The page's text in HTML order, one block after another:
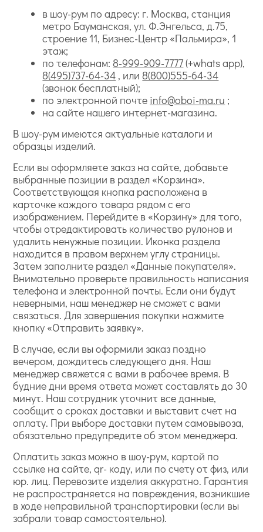
в шоу-рум по адресу: г. Москва, станция
метро Бауманская, ул. Ф.Энгельса, д.75,
строение 11, Бизнес-Центр «Пальмира», 1
этаж;
по телефонам: 8-999-909-7777(+whats app),
8(495)737-64-34 , или 8(800)555-64-34
(звонок бесплатный);
по электронной почте info@oboi-ma.ru ;
на сайте нашего интернет-магазина.
В шоу-рум имеются актуальные каталоги и
образцы изделий.
Если вы оформляете заказ на сайте, добавьте
выбранные позиции в раздел «Корзина».
Соответствующая кнопка расположена в
карточке каждого товара рядом с его
изображением. Перейдите в «Корзину» для того,
чтобы отредактировать количество рулонов и
удалить ненужные позиции. Иконка раздела
находится в правом верхнем углу страницы.
Затем заполните раздел «Данные покупателя».
Внимательно проверьте правильность написания
телефона и электронной почты. Если они будут
неверными, наш менеджер не сможет с вами
связаться. Для завершения покупки нажмите
кнопку «Отправить заявку».
В случае, если вы оформили заказ поздно
вечером, дождитесь следующего дня. Наш
менеджер свяжется с вами в рабочее время. В
будние дни время ответа может составлять до 30
минут. Наш сотрудник уточнит все данные,
сообщит о сроках доставки и выставит счет на
оплату. При выборе доставки путем самовывоза,
обязательно предупредите об этом менеджера.
Оплатить заказ можно в шоу-рум, картой по
ссылке на сайте, qr- коду, или по счету от физ, или
юр. лиц. Перевозите изделия аккуратно. Гарантия
не распространяется на повреждения, возникшие
в ходе неправильной транспортировки (если вы
забрали товар самостоятельно).